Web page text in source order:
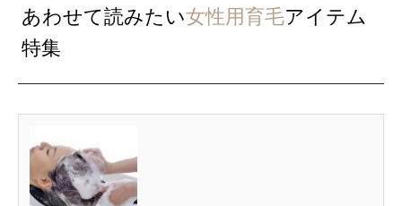
あわせて読みたい女性用育毛アイテム
特集